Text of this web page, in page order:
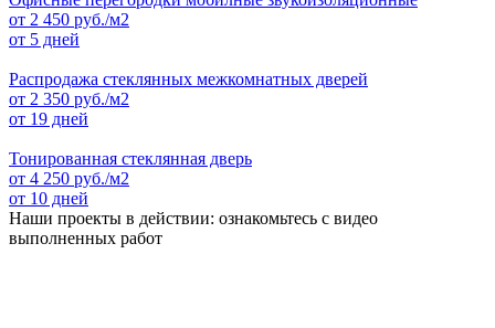
от 2 450 руб./м2
от 5 дней
Распродажа стеклянных межкомнатных дверей
от 2 350 руб./м2
от 19 дней
Тонированная стеклянная дверь
от 4 250 руб./м2
от 10 дней
Наши проекты в действии: ознакомьтесь с видео
выполненных работ